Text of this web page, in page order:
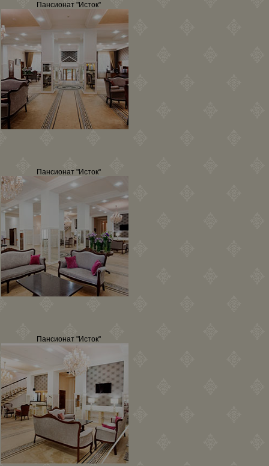
Пансионат "Исток"
Пансионат "Исток"
Пансионат "Исток"